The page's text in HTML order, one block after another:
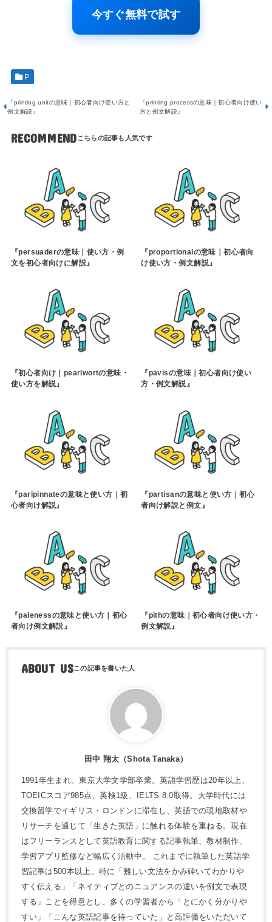
今すぐ無料で試す
P
『printing unitの意味｜初心者向け使い方と
例文解説』
『printing processの意味｜初心者向け使い
方と例文解説』
RECOMMEND
『persuaderの意味｜使い方・例
文を初心者向けに解説』
『proportionalの意味｜初心者向
け使い方・例文解説』
『初心者向け｜pearlwortの意味・
使い方を解説』
『pavisの意味｜初心者向け使い
方・例文解説』
『paripinnateの意味と使い方｜初
心者向け解説』
『partisanの意味と使い方｜初心
者向け解説と例文』
『palenessの意味と使い方｜初心
者向け例文解説』
『pithの意味｜初心者向け使い方・
例文解説』
ABOUT US
田中 翔太（Shota Tanaka）
1991年生まれ。東京大学文学部卒業。英語学習歴は20年以上、
TOEICスコア985点、英検1級、IELTS 8.0取得。大学時代には
交換留学でイギリス・ロンドンに滞在し、英語での現地取材や
リサーチを通じて「生きた英語」に触れる体験を重ねる。現在
はフリーランスとして英語教育に関する記事執筆、教材制作、
学習アプリ監修など幅広く活動中。 これまでに執筆した英語学
習記事は500本以上。特に「難しい文法をかみ砕いてわかりや
すく伝える」「ネイティブとのニュアンスの違いを例文で表現
する」ことを得意とし、多くの学習者から「とにかく分かりや
すい」「こんな英語記事を待っていた」と高評価をいただいて